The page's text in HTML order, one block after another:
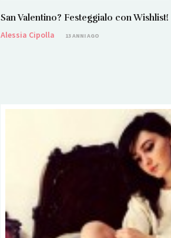
San Valentino? Festeggialo con Wishlist!
Alessia Cipolla
13 ANNI AGO